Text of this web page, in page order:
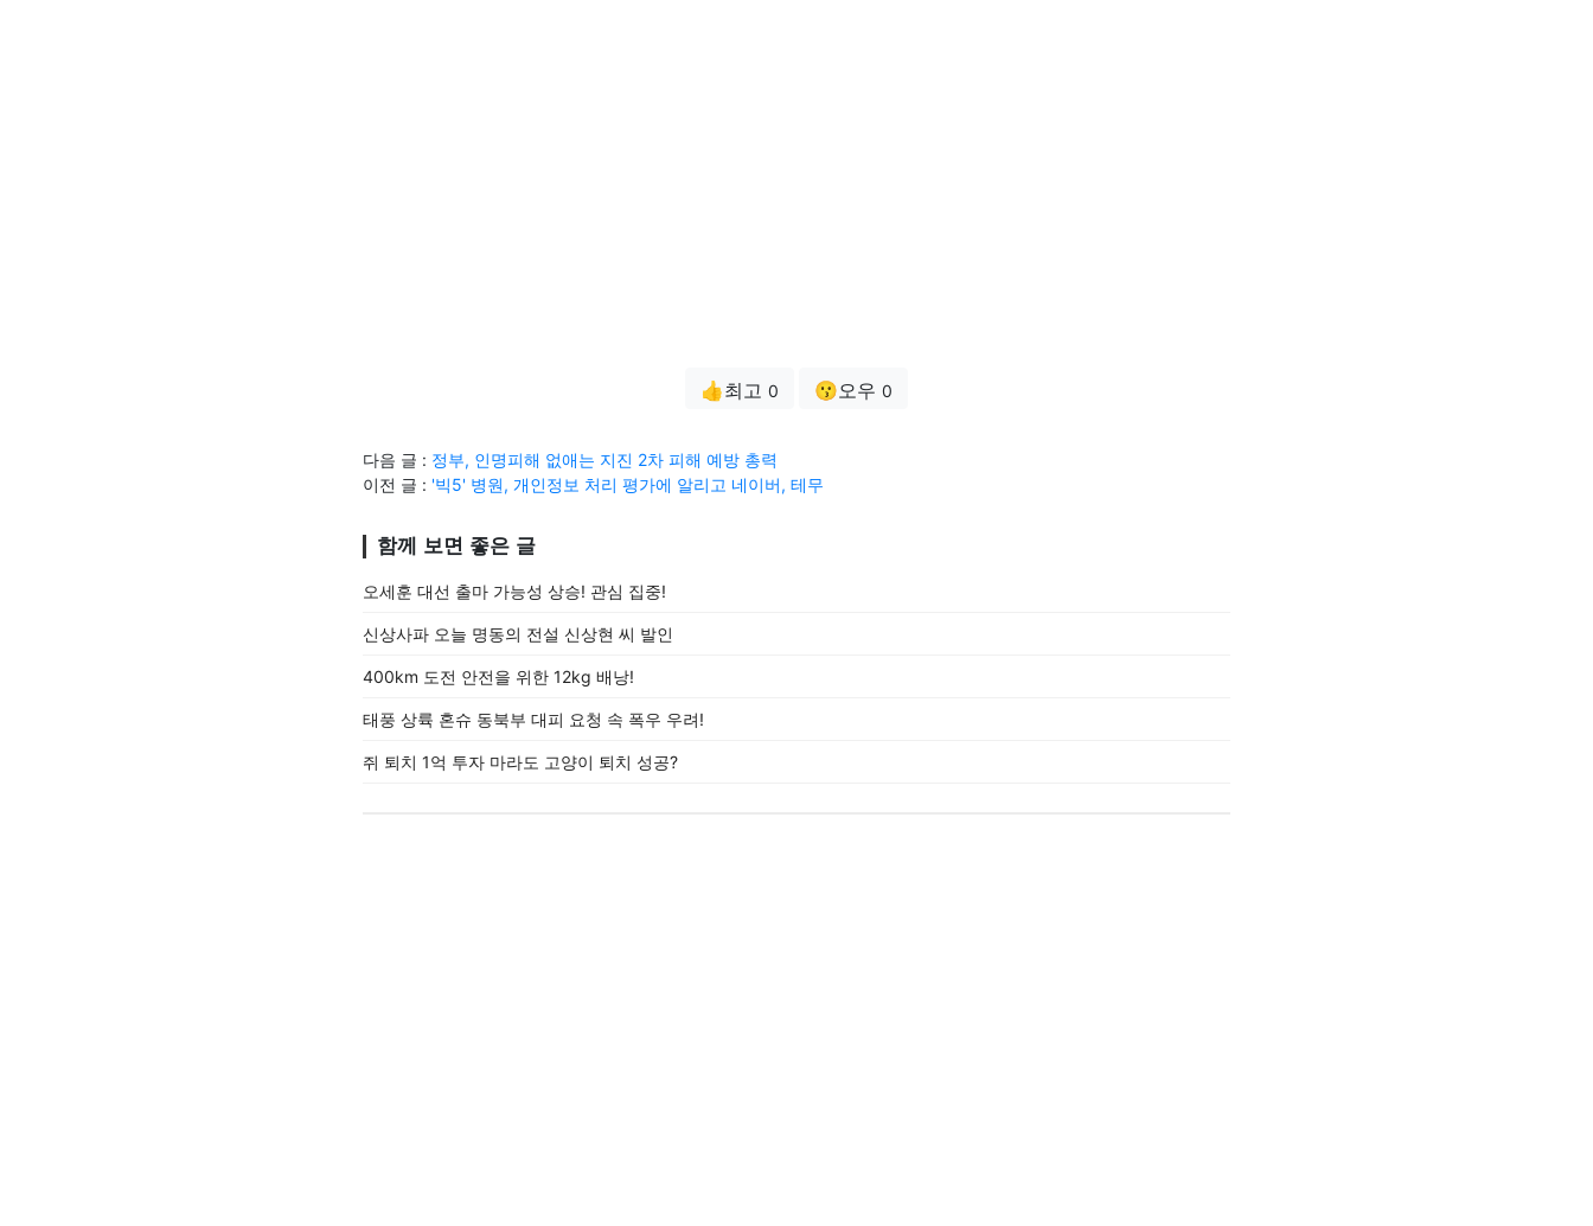
👍최고 0 😗오우 0
다음 글 : 정부, 인명피해 없애는 지진 2차 피해 예방 총력
이전 글 : '빅5' 병원, 개인정보 처리 평가에 알리고 네이버, 테무
함께 보면 좋은 글
오세훈 대선 출마 가능성 상승! 관심 집중!
신상사파 오늘 명동의 전설 신상현 씨 발인
400km 도전 안전을 위한 12kg 배낭!
태풍 상륙 혼슈 동북부 대피 요청 속 폭우 우려!
쥐 퇴치 1억 투자 마라도 고양이 퇴치 성공?